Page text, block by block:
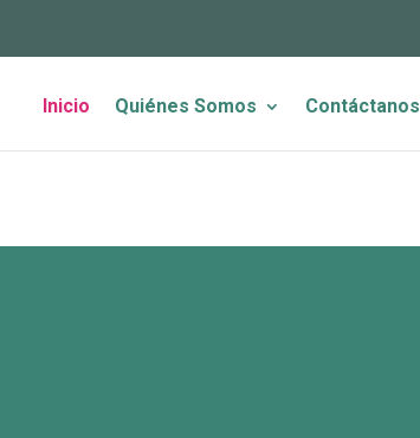
Inicio Quiénes Somos Contáctanos